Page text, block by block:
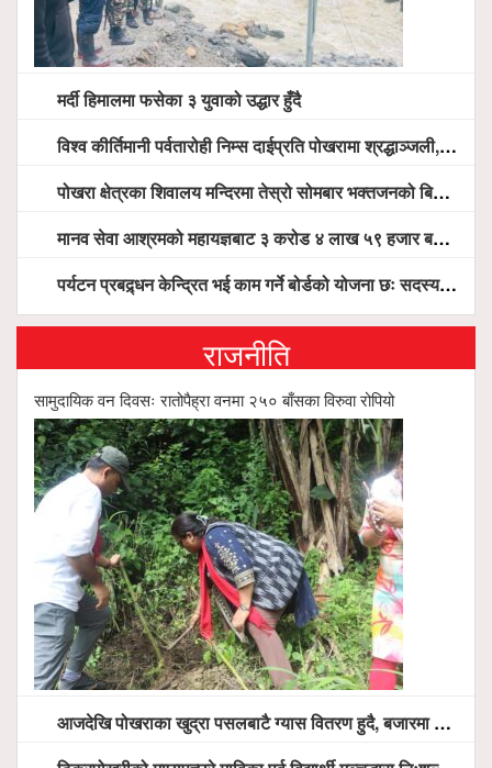
मर्दी हिमालमा फसेका ३ युवाको उद्धार हुँदै
विश्व कीर्तिमानी पर्वतारोही निम्स दाईप्रति पोखरामा श्रद्धाञ्जली, दीप प्रज्वलन गर्दै योगदानको प्रशंसा (भिडियो सहित)
पोखरा क्षेत्रका शिवालय मन्दिरमा तेस्रो सोमबार भक्तजनको बिहानैदेखि घुइँचो
मानव सेवा आश्रमको महायज्ञबाट ३ करोड ४ लाख ५९ हजार बचत, १ करोड ४४ लाख उठ्न बाँकी, विना संचार माध्यम तर प्रचार प्रसारमै भयो १९ लाख खर्च !
पर्यटन प्रबद्र्धन केन्द्रित भई काम गर्ने बोर्डको योजना छः सदस्य पोखरेल, चलिय पोखरालाई थप प्रभावकारी बनाउन होटल संघको माग
राजनीति
सामुदायिक वन दिवसः रातोपैह्रा वनमा २५० बाँसका विरुवा रोपियो
आजदेखि पोखराका खुद्रा पसलबाटै ग्यास वितरण हुदै, बजारमा ७ हजार भन्दा बढी सिलिण्डर आउने तयारी